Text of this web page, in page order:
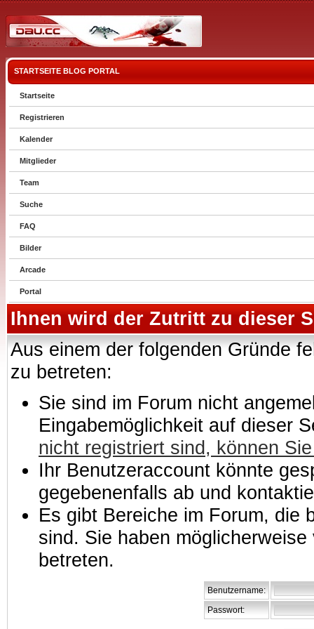
STARTSEITE BLOG PORTAL
Startseite
Registrieren
Kalender
Mitglieder
Team
Suche
FAQ
Bilder
Arcade
Portal
Ihnen wird der Zutritt zu dieser
Aus einem der folgenden Gründe
zu betreten:
Sie sind im Forum nicht
Eingabemöglichkeit auf dieser
nicht registriert sind, können
Ihr Benutzeraccount könnte
gegebenenfalls ab und
Es gibt Bereiche im Forum, die
sind. Sie haben
betreten.
Benutzername:
Passwort: